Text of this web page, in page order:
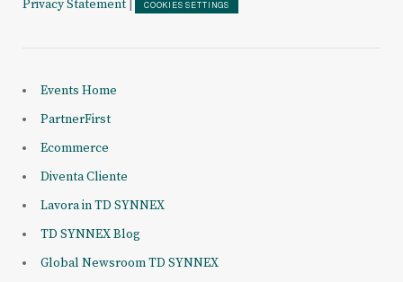
Privacy Statement COOKIES SETTINGS
Events Home
PartnerFirst
Ecommerce
Diventa Cliente
Lavora in TD SYNNEX
TD SYNNEX Blog
Global Newsroom TD SYNNEX